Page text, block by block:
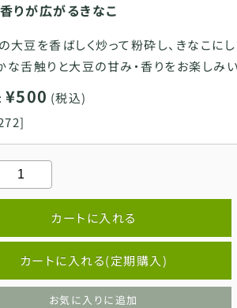
りが広がるきなこ
大豆を香ばしく炒って粉砕し、きなこにし
な舌触りと大豆の甘み・香りをお楽しみ
¥500 (税込)
カートに入れる
カートに入れる(定期購入)
お気に入りに追加